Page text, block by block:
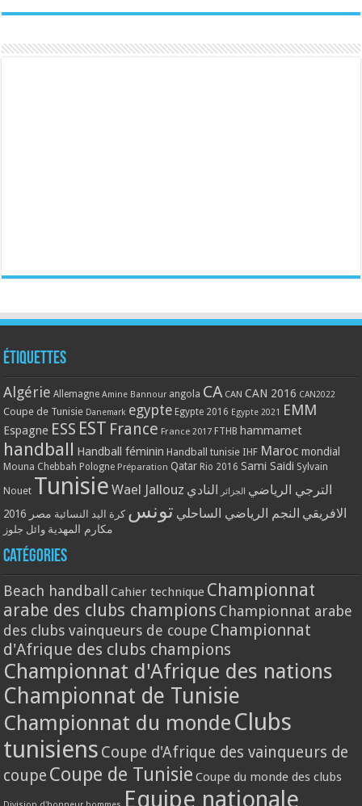
Étiquettes
Algérie Allemagne Amine Bannour angola CA CAN CAN 2016 CAN2022
Coupe de Tunisie Danemark egypte Egypte 2016 Egypte 2021 EMM
Espagne ESS EST France France 2017 FTHB hammamet
handball Handball féminin Handball tunisie IHF Maroc mondial
Mouna Chebbah Pologne Préparation Qatar Rio 2016 Sami Saidi Sylvain
Nouet Tunisie Wael Jallouz الترجي الرياضي الجزائر النادي
الافريقي النجم الرياضي الساحلي تونس كرة اليد النسائية مصر 2016
مكارم المهدية وائل جلوز
Catégories
Beach handball Cahier technique Championnat
arabe des clubs champions Championnat arabe
des clubs vainqueurs de coupe Championnat
d'Afrique des clubs champions
Championnat d'Afrique des nations
Championnat de Tunisie
Championnat du monde Clubs
tunisiens Coupe d'Afrique des vainqueurs de
coupe Coupe de Tunisie Coupe du monde des clubs
Equipe nationale